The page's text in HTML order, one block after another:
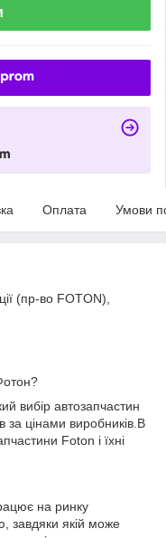
Оплата Умови
(пр-во FOTON),
вибір автозапчастин
за цінами виробників.В
Foton і їхні
на ринку
завдяки якій може